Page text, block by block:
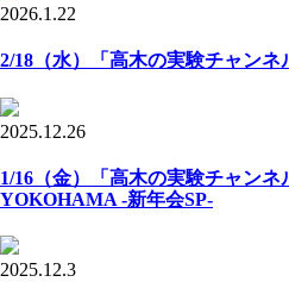
2026.1.22
2/18（水）「高木の実験チャン
2025.12.26
1/16（金）「高木の実験チャン
YOKOHAMA -新年会SP-
2025.12.3